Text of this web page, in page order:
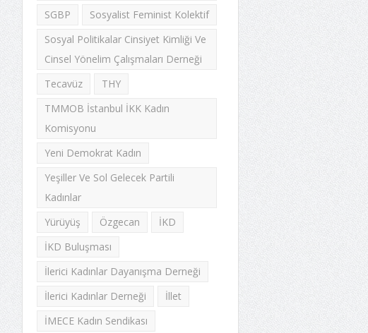
SGBP
Sosyalist Feminist Kolektif
Sosyal Politikalar Cinsiyet Kimliği Ve
Cinsel Yönelim Çalışmaları Derneği
Tecavüz
THY
TMMOB İstanbul İKK Kadın
Komisyonu
Yeni Demokrat Kadın
Yeşiller Ve Sol Gelecek Partili
Kadınlar
Yürüyüş
Özgecan
İKD
İKD Buluşması
İlerici Kadınlar Dayanışma Derneği
İlerici Kadınlar Derneği
İllet
İMECE Kadın Sendikası